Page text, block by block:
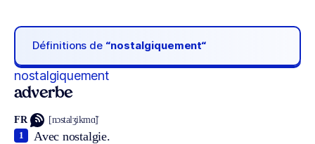
Définitions de “nostalgiquement“
nostalgiquement
adverbe
FR [nɔstalʒikmɑ̃]
Avec nostalgie.
1